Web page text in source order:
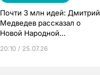
Почти 3 млн идей: Дмитрий
Медведев рассказал о
Новой Народной
20:10 / 25.07.26